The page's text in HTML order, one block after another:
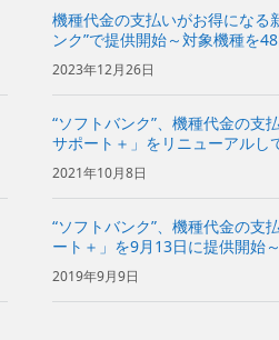
機種代金の支払いがお得になる
ンク”で提供開始～対象機種を
種代金の支払いが不要に～
2023年12月26日
“ソフトバンク”、機種代金の支
サポート＋」をリニューアルし
2021年10月8日
“ソフトバンク”、機種代金の支
ート＋」を9月13日に提供開始
種を購入できる新しいプログラ
2019年9月9日